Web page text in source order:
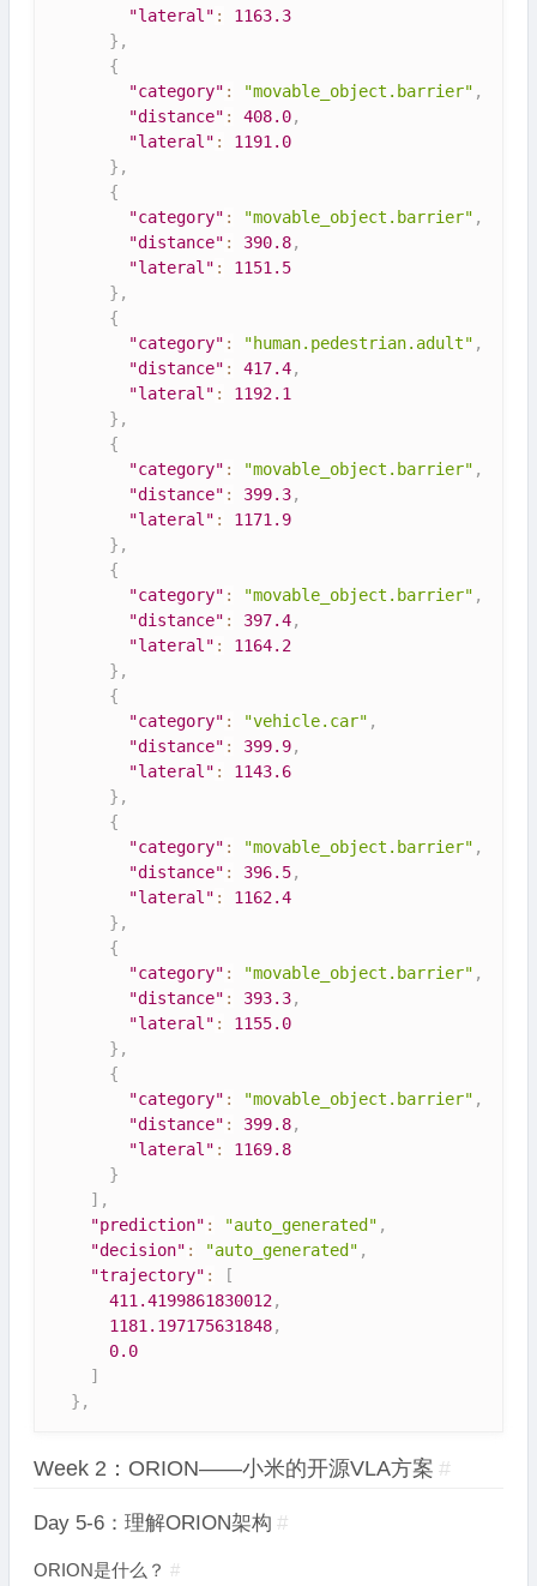
"lateral" :
1163.3
} ,
{
"category" : "movable_object.barrier" ,
"distance" : 408.0,
"lateral" :
1191.0
} ,
{
"category" : "movable_object.barrier" ,
"distance" : 390.8,
"lateral" :
1151.5
} ,
{
"category" : "human.pedestrian.adult" ,
"distance" : 417.4,
"lateral" :
1192.1
} ,
{
"category" : "movable_object.barrier" ,
"distance" : 399.3,
"lateral" :
1171.9
} ,
{
"category" : "movable_object.barrier" ,
"distance" : 397.4,
"lateral" :
1164.2
} ,
{
"category" : "vehicle.car" ,
"distance" : 399.9,
"lateral" :
1143.6
} ,
{
"category" : "movable_object.barrier" ,
"distance" : 396.5,
"lateral" :
1162.4
} ,
{
"category" : "movable_object.barrier" ,
"distance" : 393.3,
"lateral" :
1155.0
} ,
{
"category" : "movable_object.barrier" ,
"distance" : 399.8,
"lateral" :
1169.8
}
] ,
"prediction" : "auto_generated" ,
"decision" : "auto_generated" ,
"trajectory" :
[
411.4199861830012,
1181.197175631848,
0.0
]
} ,
Week 2：ORION——小米的开源VLA方案 #
Day 5-6：理解ORION架构 #
ORION是什么？ #